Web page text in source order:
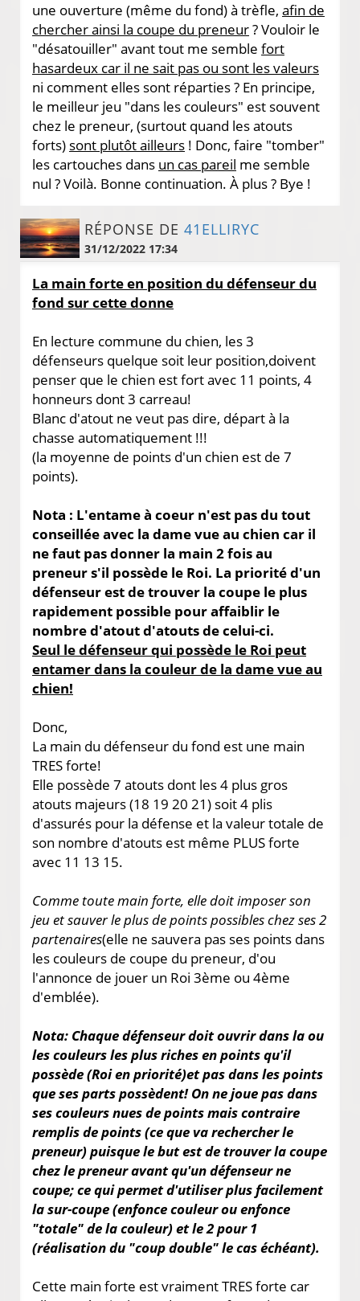
une ouverture (même du fond) à trèfle, afin de
chercher ainsi la coupe du preneur? Vouloir le
"désatouiller" avant tout me semble fort
hasardeux car il ne sait pas ou sont les valeurs
ni comment elles sont réparties ? En principe,
le meilleur jeu "dans les couleurs" est souvent
chez le preneur, (surtout quand les atouts
forts) sont plutôt ailleurs ! Donc, faire "tomber"
les cartouches dans un cas pareil me semble
nul ? Voilà. Bonne continuation. À plus ? Bye !
RÉPONSE DE 41ELLIRYC
31/12/2022 17:34
La main forte en position du défenseur du
fond sur cette donne
En lecture commune du chien, les 3
défenseurs quelque soit leur position,doivent
penser que le chien est fort avec 11 points, 4
honneurs dont 3 carreau!
Blanc d'atout ne veut pas dire, départ à la
chasse automatiquement !!!
(la moyenne de points d'un chien est de 7
points).
Nota : L'entame à coeur n'est pas du tout
conseillée avec la dame vue au chien car il
ne faut pas donner la main 2 fois au
preneur s'il possède le Roi. La priorité d'un
défenseur est de trouver la coupe le plus
rapidement possible pour affaiblir le
nombre d'atout d'atouts de celui-ci.
Seul le défenseur qui possède le Roi peut
entamer dans la couleur de la dame vue au
chien!
Donc,
La main du défenseur du fond est une main
TRES forte!
Elle possède 7 atouts dont les 4 plus gros
atouts majeurs (18 19 20 21) soit 4 plis
d'assurés pour la défense et la valeur totale de
son nombre d'atouts est même PLUS forte
avec 11 13 15.
Comme toute main forte, elle doit imposer son
jeu et sauver le plus de points possibles chez ses 2
partenaires(elle ne sauvera pas ses points dans
les couleurs de coupe du preneur, d'ou
l'annonce de jouer un Roi 3ème ou 4ème
d'emblée).
Nota: Chaque défenseur doit ouvrir dans la ou
les couleurs les plus riches en points qu'il
possède (Roi en priorité)et pas dans les points
que ses parts possèdent! On ne joue pas dans
ses couleurs nues de points mais contraire
remplis de points (ce que va rechercher le
preneur) puisque le but est de trouver la coupe
chez le preneur avant qu'un défenseur ne
coupe; ce qui permet d'utiliser plus facilement
la sur-coupe (enfonce couleur ou enfonce
"totale" de la couleur) et le 2 pour 1
(réalisation du "coup double" le cas échéant).
Cette main forte est vraiment TRES forte car